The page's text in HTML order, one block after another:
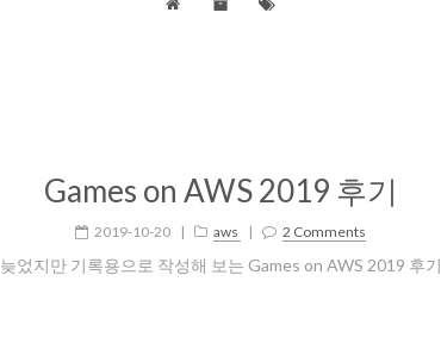
Games on AWS 2019 후기
2019-10-20 | aws | 2 Comments
늦었지만 기록용으로 작성해 보는 Games on AWS 2019 후기